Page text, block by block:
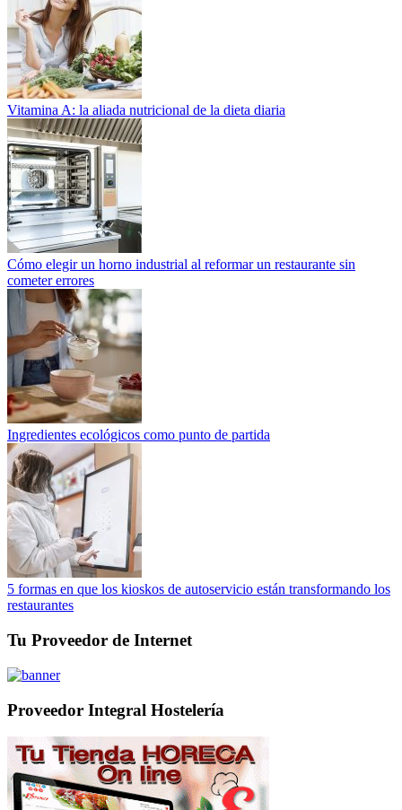
Vitamina A: la aliada nutricional de la dieta diaria
Cómo elegir un horno industrial al reformar un restaurante sin
cometer errores
Ingredientes ecológicos como punto de partida
5 formas en que los kioskos de autoservicio están transformando los
restaurantes
Tu Proveedor de Internet
Proveedor Integral Hostelería